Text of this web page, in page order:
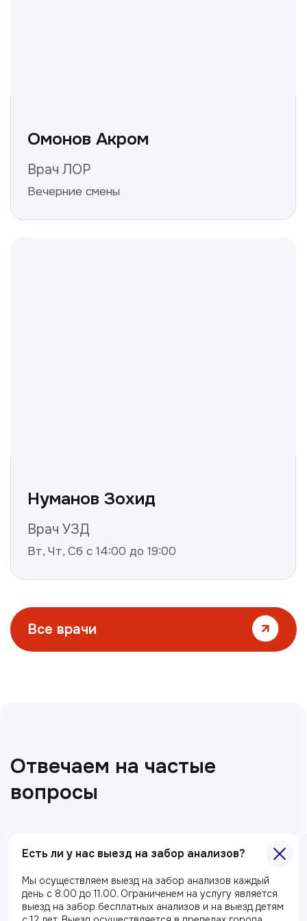
Есть ли у нас выезд на забор анализов?
Мы осуществляем выезд на забор анализов каждый
день с 8.00 до 11.00. Ограниченем на услугу является
выезд на забор бесплатных анализов и на выезд детям
Главная
О клиники
Акции